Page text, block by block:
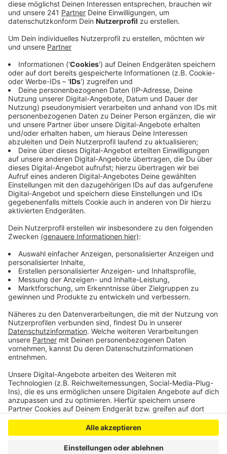
Anzeige
auch digital.
Anzeige
Ab Januar ist der ärztliche Notruf unter der 116117
rund um die Uhr erreichbar. Patienten werden dann
entweder in eine Arztpraxis in der Nähe, an den
Rettungsdienst oder einen niedergelassenen Arzt für
einen Hausbesuch vermittelt. Parallel dazu geht ab
dem neuen Jahr auch eine neue „Notdienst-App“ an
den Start. Die können sich Nutzer herunterladen und
darüber dann nach umliegenden Notdienstpraxen
suchen. Außerdem bietet die App auch eine direkte
Verbindung zur Notdienst-Nummer, sowie dem Notruf
Der ärztliche Notdienst soll den Rettungsdienst und
die Notaufnahmen in Krankenhäuser entlasten, indem
er Anrufer in die für sie richtige Versorgungsebene
vermittelt.
Anzeige
Anzeige